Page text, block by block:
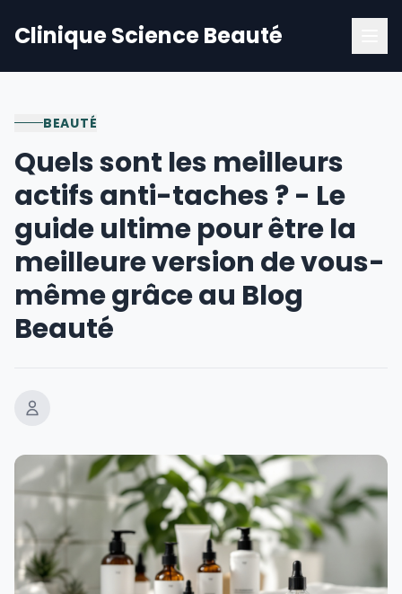
Clinique Science Beauté
BEAUTÉ
Quels sont les meilleurs
actifs anti-taches ? - Le
guide ultime pour être la
meilleure version de vous-
même grâce au Blog
Beauté